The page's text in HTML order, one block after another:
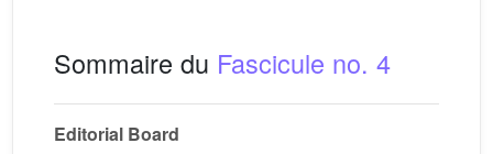
Sommaire du Fascicule no. 4
Editorial Board